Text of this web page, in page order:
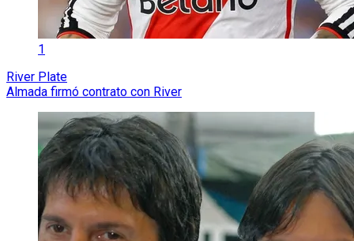
1
River Plate
Almada firmó contrato con River